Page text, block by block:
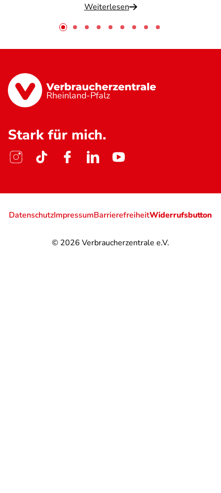
Weiterlesen
Rheinland-Pfalz
Stark für mich.
© 2026 Verbraucherzentrale e.V.
DatenschutzImpressumBarrierefreiheitWiderrufsbutton